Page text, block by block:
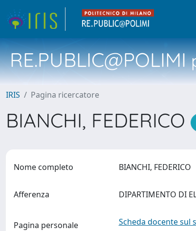
RE.PUBLIC@POLIMI
IRIS Pagina ricercatore
BIANCHI, FEDERICO
Nome completo BIANCHI, FEDERICO
Afferenza DIPARTIMENTO DI
Pagina personale Scheda docente sul